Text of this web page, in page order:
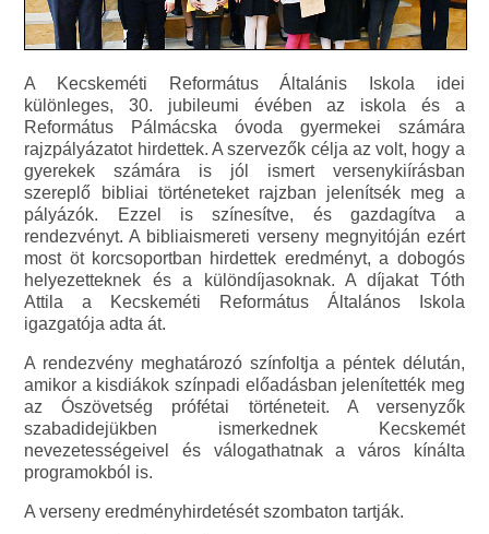
A Kecskeméti Református Általánis Iskola idei
különleges, 30. jubileumi évében az iskola és a
Református Pálmácska óvoda gyermekei számára
rajzpályázatot hirdettek. A szervezők célja az volt, hogy a
gyerekek számára is jól ismert versenykiírásban
szereplő bibliai történeteket rajzban jelenítsék meg a
pályázók. Ezzel is színesítve, és gazdagítva a
rendezvényt. A bibliaismereti verseny megnyitóján ezért
most öt korcsoportban hirdettek eredményt, a dobogós
helyezetteknek és a különdíjasoknak. A díjakat Tóth
Attila a Kecskeméti Református Általános Iskola
igazgatója adta át.
A rendezvény meghatározó színfoltja a péntek délután,
amikor a kisdiákok színpadi előadásban jelenítették meg
az Ószövetség prófétai történeteit. A versenyzők
szabadidejükben ismerkednek Kecskemét
nevezetességeivel és válogathatnak a város kínálta
programokból is.
A verseny eredményhirdetését szombaton tartják.